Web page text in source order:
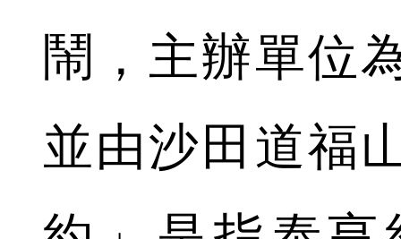
鬧，主辦單位
並由沙田道福